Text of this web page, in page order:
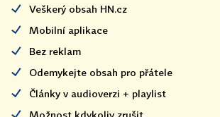
Veškerý obsah HN.cz
Mobilní aplikace
Bez reklam
Odemykejte obsah pro přátele
Články v audioverzi + playlist
Možnost kdykoliv zrušit